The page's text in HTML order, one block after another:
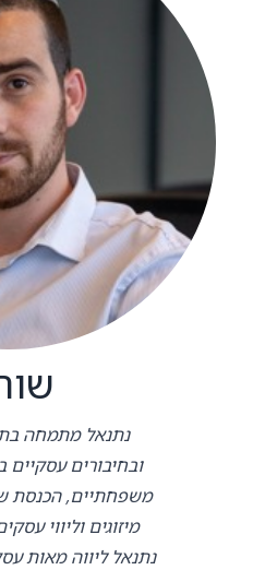
נתנאל מתמחה
ובחיבורים עסקיים
משפחתיים, הכנסת
מיזוגים וליווי
נתנאל ליווה מאות